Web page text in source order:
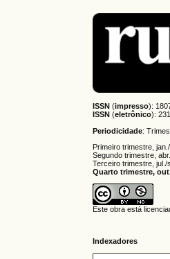
ISSN (impresso):
ISSN (eletrônico):
Periodicidade:
Primeiro trimestre,
Segundo trimestre,
Terceiro trimestre,
Quarto trimestre,
Este obra está
Indexadores